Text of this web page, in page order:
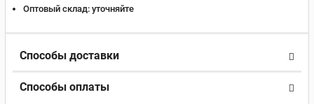
Оптовый склад: уточняйте
Способы доставки
Способы оплаты